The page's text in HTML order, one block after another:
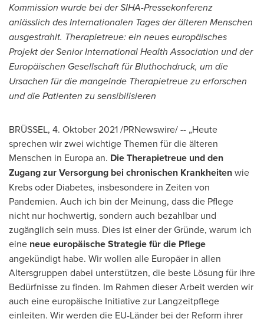
Kommission wurde bei der SIHA-Pressekonferenz
anlässlich des Internationalen Tages der älteren Menschen
ausgestrahlt. Therapietreue: ein neues europäisches
Projekt der Senior International Health Association und der
Europäischen Gesellschaft für Bluthochdruck, um die
Ursachen für die mangelnde Therapietreue zu erforschen
und die Patienten zu sensibilisieren
BRÜSSEL, 4. Oktober 2021 /PRNewswire/ -- „Heute
sprechen wir zwei wichtige Themen für die älteren
Menschen in Europa an. Die Therapietreue und den
Zugang zur Versorgung bei chronischen Krankheitenwie
Krebs oder Diabetes, insbesondere in Zeiten von
Pandemien. Auch ich bin der Meinung, dass die Pflege
nicht nur hochwertig, sondern auch bezahlbar und
zugänglich sein muss. Dies ist einer der Gründe, warum ich
eine neue europäische Strategie für die Pflege
angekündigt habe. Wir wollen alle Europäer in allen
Altersgruppen dabei unterstützen, die beste Lösung für ihre
Bedürfnisse zu finden. Im Rahmen dieser Arbeit werden wir
auch eine europäische Initiative zur Langzeitpflege
einleiten. Wir werden die EU-Länder bei der Reform ihrer